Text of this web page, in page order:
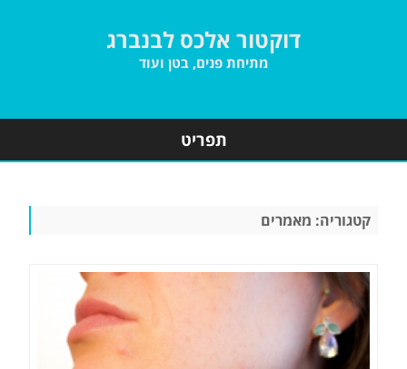
דוקטור אלכס לבנברג
מתיחת פנים, בטן ועוד
תפריט
Skip
קטגוריה: מאמרים